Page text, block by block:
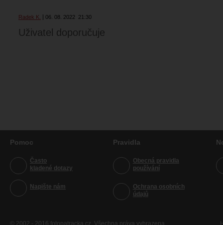
Radek K. 06. 08. 2022 21:30
Uživatel doporučuje
Pomoc
Často
kladené dotazy
Napište nám
Pravidla
Obecná pravidla
používání
Ochrana osobních
údajů
© 2002 - 2016 fotopatracka.cz. Všechna práva vyhrazena